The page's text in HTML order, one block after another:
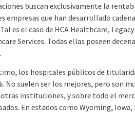
buscan exclusivamente la
empresas que han desarrollado
es el caso de HCA Healthcare,
Services. Todas ellas poseen
los hospitales públicos de
No suelen ser los mejores, pero son
instituciones, y sobre todo el
En estados como Wyoming,